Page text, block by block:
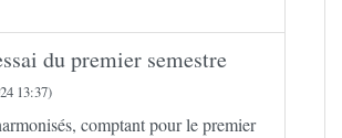
du premier semestre
13:37)
comptant pour le premier